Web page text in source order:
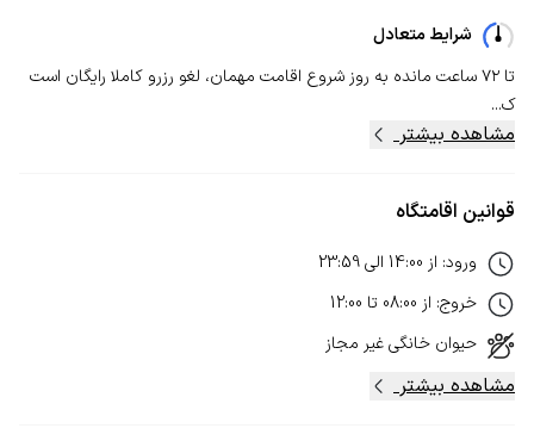
شرایط متعادل
تا ۷۲ ساعت مانده به روز شروع اقامت مهمان، لغو رزرو کاملا رایگان است
ک...
مشاهده بیشتر
قوانین اقامتگاه
ورود: از 14:00 الی23:59
خروج: از 08:00 تا 12:00
حیوان خانگیغیر مجاز
مشاهده بیشتر